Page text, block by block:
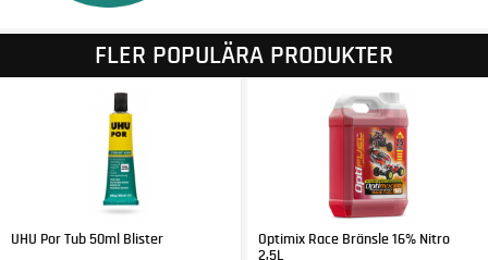
FLER POPULÄRA PRODUKTER
UHU Por Tub 50ml Blister
Optimix Race Bränsle 16% Nitro
2,5L